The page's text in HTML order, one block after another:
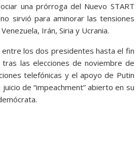
una prórroga del Nuevo START
sirvió para aminorar las tensiones
Irán, Siria y Ucrania.
entre los dos presidentes hasta el fin
las elecciones de noviembre de
telefónicas y el apoyo de Putin
de “impeachment” abierto en su